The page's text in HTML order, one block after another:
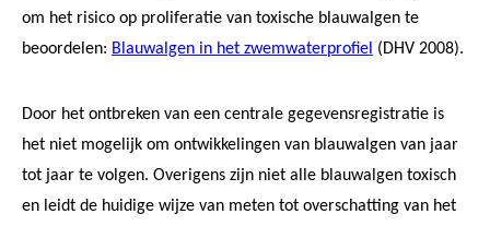
om het risico op proliferatie van toxische blauwalgen te
beoordelen: Blauwalgen in het zwemwaterprofiel (DHV 2008).
Door het ontbreken van een centrale gegevensregistratie is
het niet mogelijk om ontwikkelingen van blauwalgen van jaar
tot jaar te volgen. Overigens zijn niet alle blauwalgen toxisch
en leidt de huidige wijze van meten tot overschatting van het